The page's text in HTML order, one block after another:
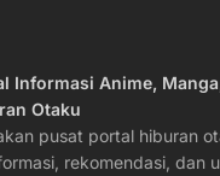
Informasi Anime,
Otaku
pusat portal hiburan
rekomendasi, dan